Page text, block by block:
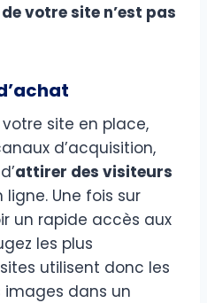
votre site n’est pas
site en place,
d’acquisition,
attirer des visiteurs
Une fois sur
un rapide accès aux
les plus
utilisent donc les
images dans un